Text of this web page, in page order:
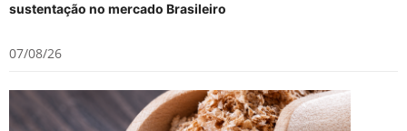
sustentação no mercado Brasileiro
07/08/26